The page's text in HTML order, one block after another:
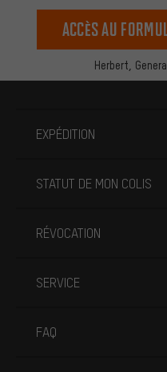
Herbert,
Accès au
EXPÉDITION
STATUT DE MON COLIS
RÉVOCATION
SERVICE
FAQ